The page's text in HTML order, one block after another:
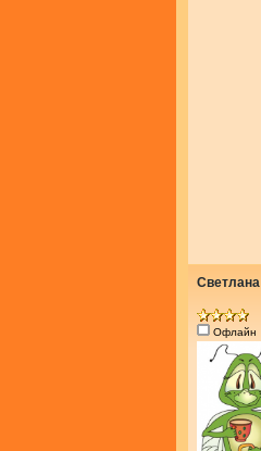
Светлана
Офлайн